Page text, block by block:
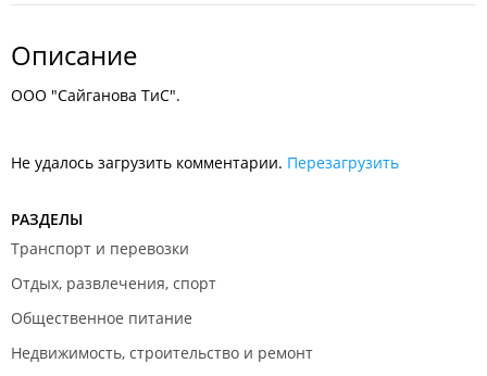
Описание
ООО "Сайганова ТиС".
Не удалось загрузить комментарии. Перезагрузить
РАЗДЕЛЫ
Транспорт и перевозки
Отдых, развлечения, спорт
Общественное питание
Недвижимость, строительство и ремонт